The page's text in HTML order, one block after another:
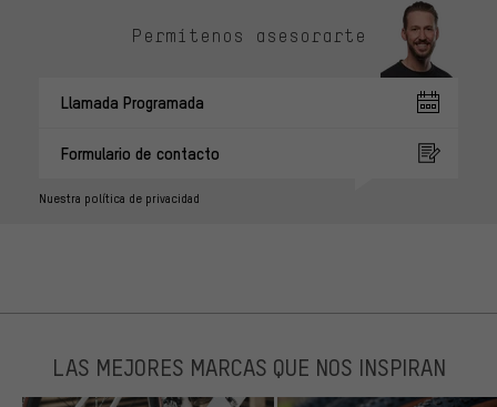
Permítenos asesorarte
Llamada Programada
Formulario de contacto
Nuestra política de privacidad
LAS MEJORES MARCAS QUE NOS INSPIRAN